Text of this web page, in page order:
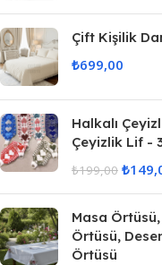
Çift Kişilik
₺699,00
Halkalı
Çeyizlik Lif -
₺199,00 ₺
Masa
Örtüsü,
Örtüsü